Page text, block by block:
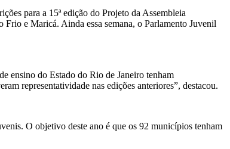
para a 15ª edição do Projeto da Assembleia
e Maricá. Ainda essa semana, o Parlamento Juvenil
ensino do Estado do Rio de Janeiro tenham
representatividade nas edições anteriores”, destacou.
O objetivo deste ano é que os 92 municípios tenham